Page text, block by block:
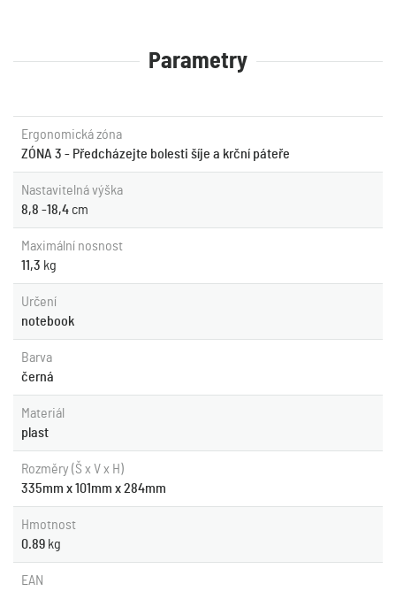
Parametry
Ergonomická zóna
ZÓNA 3 - Předcházejte bolesti šíje a krční páteře
Nastavitelná výška
8,8 -18,4 cm
Maximální nosnost
11,3 kg
Určení
notebook
Barva
černá
Materiál
plast
Rozměry (Š x V x H)
335mm x 101mm x 284mm
Hmotnost
0.89 kg
EAN